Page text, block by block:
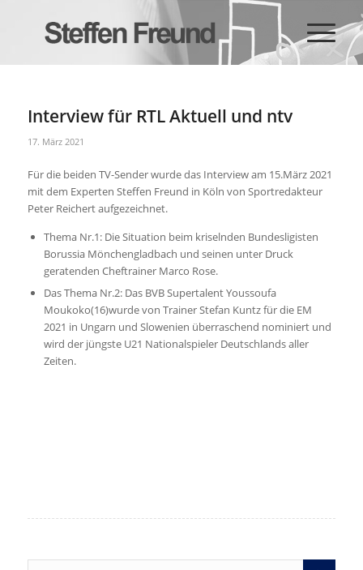
Interview für RTL Aktuell und ntv
17. März 2021
Für die beiden TV-Sender wurde das Interview am 15.März 2021
mit dem Experten Steffen Freund in Köln von Sportredakteur
Peter Reichert aufgezeichnet.
Thema Nr.1: Die Situation beim kriselnden Bundesligisten
Borussia Mönchengladbach und seinen unter Druck
geratenden Cheftrainer Marco Rose.
Das Thema Nr.2: Das BVB Supertalent Youssoufa
Moukoko(16)wurde von Trainer Stefan Kuntz für die EM
2021 in Ungarn und Slowenien überraschend nominiert und
wird der jüngste U21 Nationalspieler Deutschlands aller
Zeiten.